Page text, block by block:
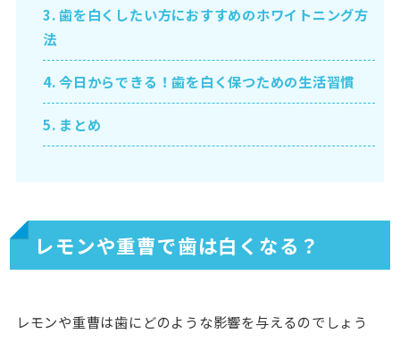
3.歯を白くしたい方におすすめのホワイトニング方
法
4.今日からできる！歯を白く保つための生活習慣
5. まとめ
レモンや重曹で歯は白くなる？
レモンや重曹は歯にどのような影響を与えるのでしょう